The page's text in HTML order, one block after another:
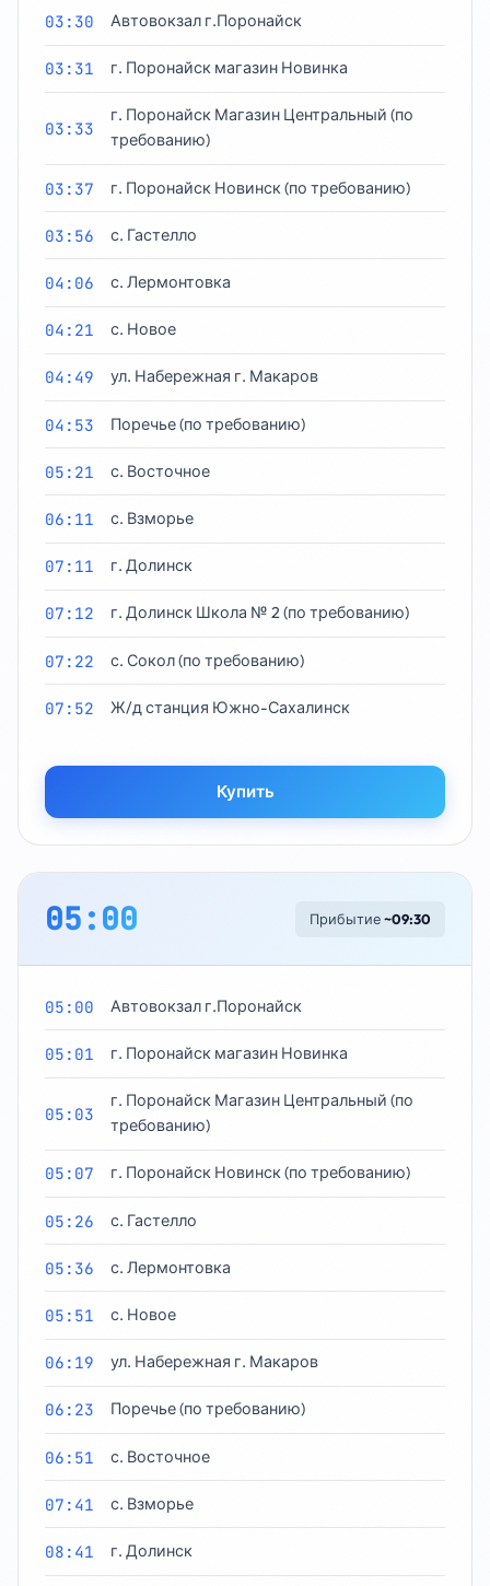
03:30 Автовокзал г.Поронайск
03:31 г. Поронайск магазин Новинка
03:33
г. Поронайск Магазин Центральный (по
требованию)
03:37 г. Поронайск Новинск (по требованию)
03:56 с. Гастелло
04:06 с. Лермонтовка
04:21 с. Новое
04:49 ул. Набережная г. Макаров
04:53 Поречье (по требованию)
05:21 с. Восточное
06:11 с. Взморье
07:11 г. Долинск
07:12 г. Долинск Школа № 2 (по требованию)
07:22 с. Сокол (по требованию)
07:52 Ж/д станция Южно-Сахалинск
Купить
05:00 Прибытие~09:30
05:00 Автовокзал г.Поронайск
05:01 г. Поронайск магазин Новинка
05:03
г. Поронайск Магазин Центральный (по
требованию)
05:07 г. Поронайск Новинск (по требованию)
05:26 с. Гастелло
05:36 с. Лермонтовка
05:51 с. Новое
06:19 ул. Набережная г. Макаров
06:23 Поречье (по требованию)
06:51 с. Восточное
07:41 с. Взморье
08:41 г. Долинск